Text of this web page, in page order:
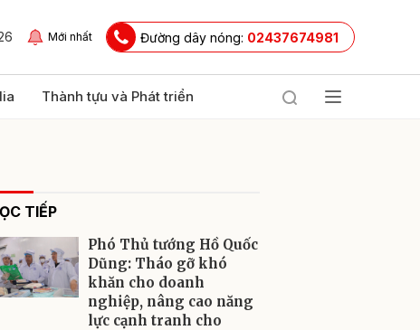
Mới nhất Đường dây nóng: 02437674981
Thành tựu và Phát triển
TIẾP
Phó Thủ tướng Hồ Quốc
Dũng: Tháo gỡ khó
khăn cho doanh
nghiệp, nâng cao năng
lực cạnh tranh cho
Gửi